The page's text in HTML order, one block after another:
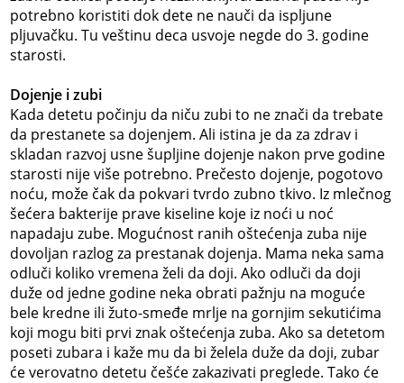
potrebno koristiti dok dete ne nauči da ispljune
pljuvačku. Tu veštinu deca usvoje negde do 3. godine
starosti.
Dojenje i zubi
Kada detetu počinju da niču zubi to ne znači da trebate
da prestanete sa dojenjem. Ali istina je da za zdrav i
skladan razvoj usne šupljine dojenje nakon prve godine
starosti nije više potrebno. Prečesto dojenje, pogotovo
noću, može čak da pokvari tvrdo zubno tkivo. Iz mlečnog
šećera bakterije prave kiseline koje iz noći u noć
napadaju zube. Mogućnost ranih oštećenja zuba nije
dovoljan razlog za prestanak dojenja. Mama neka sama
odluči koliko vremena želi da doji. Ako odluči da doji
duže od jedne godine neka obrati pažnju na moguće
bele kredne ili žuto-smeđe mrlje na gornjim sekutićima
koji mogu biti prvi znak oštećenja zuba. Ako sa detetom
poseti zubara i kaže mu da bi želela duže da doji, zubar
će verovatno detetu češće zakazivati preglede. Tako će